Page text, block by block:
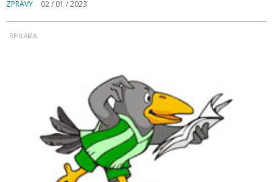
ZPRÁVY 02 / 01 / 2023